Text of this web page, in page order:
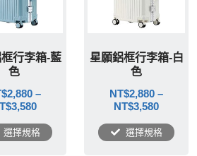
行李箱-藍
色
2,880 –
3,580
選擇規格
星願鋁框行李箱-白
色
NT$2,880 –
NT$3,580
選擇規格